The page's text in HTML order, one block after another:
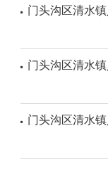
门头沟区清水
门头沟区清水
门头沟区清水